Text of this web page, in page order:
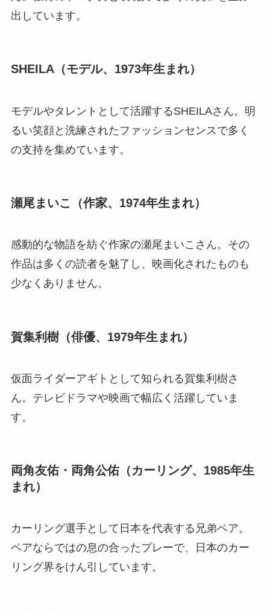
出しています。
SHEILA（モデル、1973年生まれ）
モデルやタレントとして活躍するSHEILAさん。明
るい笑顔と洗練されたファッションセンスで多く
の支持を集めています。
瀬尾まいこ（作家、1974年生まれ）
感動的な物語を紡ぐ作家の瀬尾まいこさん。その
作品は多くの読者を魅了し、映画化されたものも
少なくありません。
賀集利樹（俳優、1979年生まれ）
仮面ライダーアギトとして知られる賀集利樹さ
ん。テレビドラマや映画で幅広く活躍していま
す。
両角友佑・両角公佑（カーリング、1985年生
まれ）
カーリング選手として日本を代表する兄弟ペア。
ペアならではの息の合ったプレーで、日本のカー
リング界をけん引しています。